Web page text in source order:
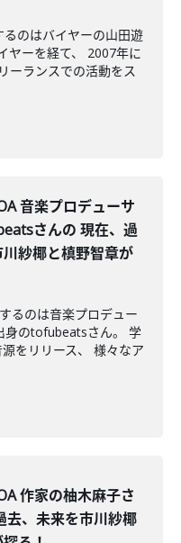
のはバイヤーの山田遊
ヤーを経て、 2007年に
ーランスでの活動をス
音楽プロデューサ
さんの 現在、過
紗椰と槙野智章が
るのは音楽プロデュー
身のtofubeatsさん。 学
をリリース、 様々なア
作家の柚木麻子さ
去、未来を市川紗椰